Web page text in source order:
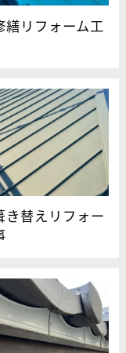
繕リフォーム工
き替えリフォー